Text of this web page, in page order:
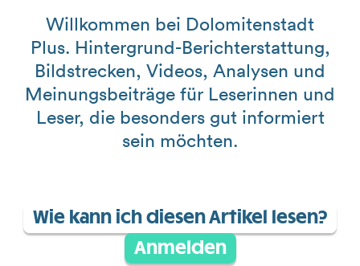
Willkommen bei Dolomitenstadt
Plus. Hintergrund-Berichterstattung,
Bildstrecken, Videos, Analysen und
Meinungsbeiträge für Leserinnen und
Leser, die besonders gut informiert
sein möchten.
Wie kann ich diesen Artikel lesen?
Anmelden